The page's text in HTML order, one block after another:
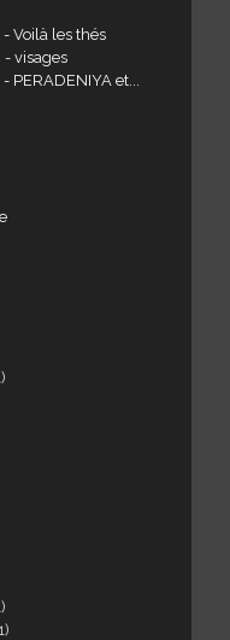
Voilà les thés
- visages
PERADENIYA et...